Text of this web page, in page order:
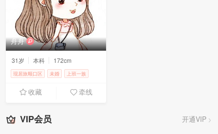
舟舟
31岁 本科 172cm
现居旅顺口区 未婚
上班一族
收藏 牵线
开通VIP
VIP会员